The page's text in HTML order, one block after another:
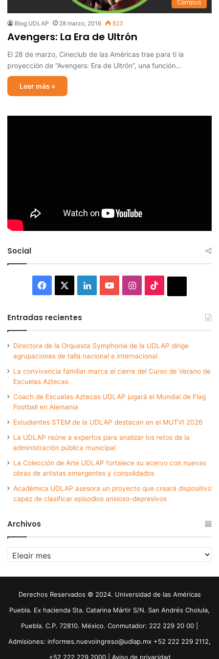
Campus
Blog UDLAP 28 marzo, 2016 823
Avengers: La Era de Ultrón
El 28 de marzo, Cineclub de las Américas trae para ti la
proyección de “Avengers: Era de Ultrón”, una función…
Leer más »
Social
Facebook LinkedInYouTubeInstagram
Entradas recientes
Directora de la Orquesta Symphonia de la UDLAP dirige
agrupaciones de talla nacional e internacional
La convivencia familiar marca el cierre del Curso de Verano de
Escuelas Aztecas
Coach de Escuelas Aztecas UDLAP jugará el Mundial de Flag
Football en Alemania
Estudiantes STEM de la UDLAP destacan en el MUTVI 2026
La UDLAP reúne a expertos para analizar los retos de la
administración pública municipal
La Colección de Arte UDLAP fortalece su acervo con nuevas
obras de artistas emergentes y consolidados
Académica UDLAP asesora un proyecto que creará dispositivo
capaz de clasificar episodios ansioso-depresivos
Archivos
Archivos
Derechos Reservados © 2024. Universidad de las Américas
Puebla. Ex hacienda Sta. Catarina Mártir S/N. San Andrés Cholula,
Puebla. C.P. 72810. México. Conmutador: 222 229 20 00 |
Admisiones: informes.nuevoingreso@udlap.mx +52 222 229 2112,
+52 222 229 2000 | Aviso de privacidad